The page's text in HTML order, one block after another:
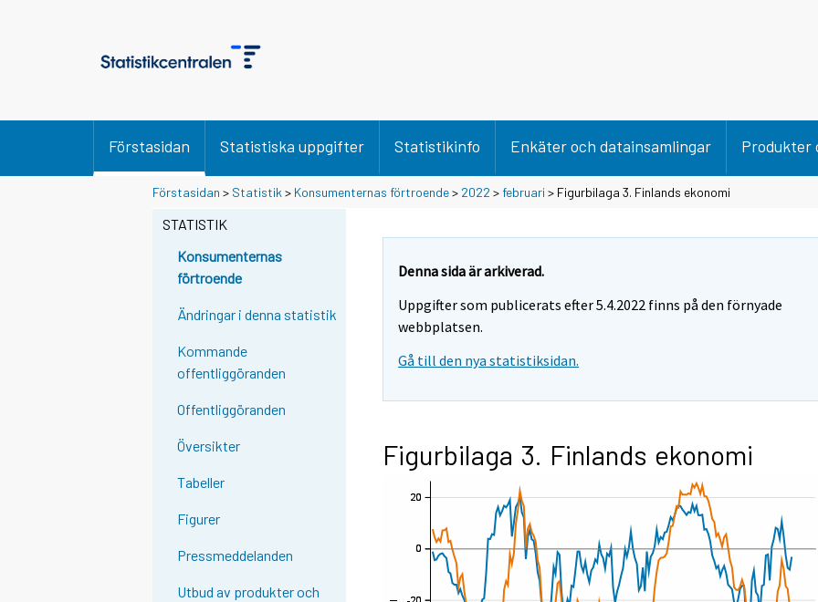
Förstasidan Statistiska uppgifter Statistikinfo Enkäter och datainsamlingar Produkter
Förstasidan > Statistik > Konsumenternas förtroende> 2022 >februari > Figurbilaga 3. Finlands ekonomi
STATISTIK
Konsumenternas
förtroende
Ändringar i denna statistik
Kommande
offentliggöranden
Offentliggöranden
Översikter
Tabeller
Figurer
Pressmeddelanden
Utbud av produkter och
Denna sida är arkiverad.
Uppgifter som publicerats efter 5.4.2022 finns på den förnyade
webbplatsen.
Gå till den nya statistiksidan.
Figurbilaga 3. Finlands ekonomi